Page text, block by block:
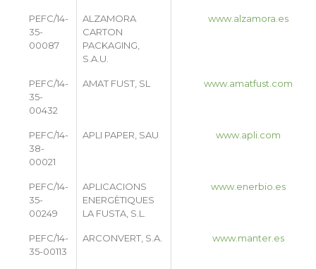
PEFC/14-
35-
00087
ALZAMORA
CARTON
PACKAGING,
S.A.U.
www.alzamora.es
PEFC/14-
35-
00432
AMAT FUST, SL www.amatfust.com
PEFC/14-
38-
00021
APLI PAPER, SAU www.apli.com
PEFC/14-
35-
00249
APLICACIONS
ENERGÈTIQUES
LA FUSTA, S.L.
www.enerbio.es
PEFC/14-
35-00113
ARCONVERT, S.A. www.manter.es